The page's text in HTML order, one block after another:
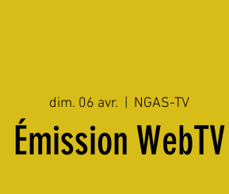
dim. 06 avr. NGAS-TV
Émission WebTV